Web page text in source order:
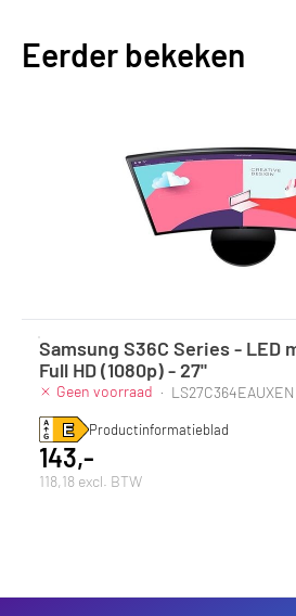
Eerder bekeken
Samsung S36C Series - LED
Full HD (1080p) - 27"
Geen voorraad · LS27C364EAUXEN
Productinformatieblad
143,-
118,18 excl. BTW